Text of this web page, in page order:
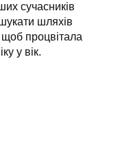
сучасників
шляхів
щоб процвітала
у вік.